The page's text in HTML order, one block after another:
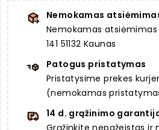
Nemokamas
Nemokamas atsiėmimas
141 51132 Kaunas
Patogus pristatymas
Pristatysime prekes
(nemokamas
14 d. grąžinimo